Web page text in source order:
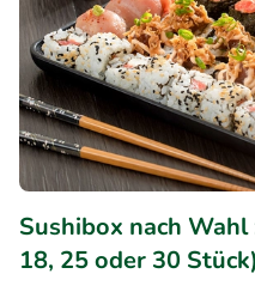
Sushibox nach
18, 25 oder 30